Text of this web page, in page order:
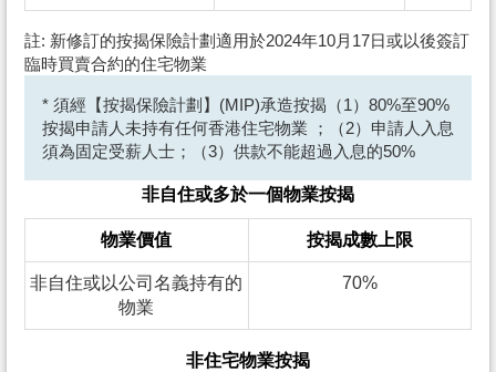
註: 新修訂的按揭保險計劃適用於2024年10月17日或以後簽訂
臨時買賣合約的住宅物業
* 須經【按揭保險計劃】(MIP)承造按揭（1）80%至90%
按揭申請人未持有任何香港住宅物業 ；（2）申請人入息
須為固定受薪人士；（3）供款不能超過入息的50%
非自住或多於一個物業按揭
物業價值 按揭成數上限
非自住或以公司名義持有的
物業
70%
非住宅物業按揭